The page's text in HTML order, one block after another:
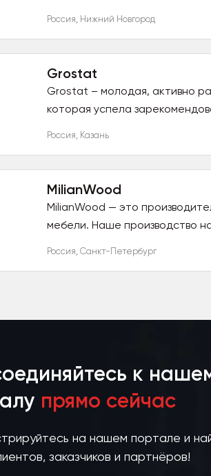
Россия, Нижний Новгород
Grostat
Grostat – молодая, активно
которая успела
Россия, Казань
MilianWood
MilianWood — это
мебели. Наше производство
Россия, Санкт-Петербург
к
прямо сейчас
на нашем портале и
заказчиков и партнёров!